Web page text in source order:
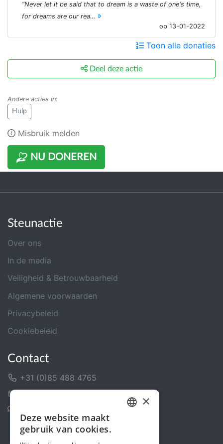
NU DONEREN
“Never let it be said that to dream is a waste of one's time,
for dreams are our rea…
op 13-01-2022
Toon alle donaties
Deel deze actie
Andere acties in:
Hulp
Misbruik melden
Steunactie
Over ons
In de media
Veiligheid & Betrouwbaarheid
Algemene voorwaarden
Privacybeleid
Cookiebeleid
Contact
+31 (0)85 488 4765
×
Deze website maakt
gebruik van cookies.